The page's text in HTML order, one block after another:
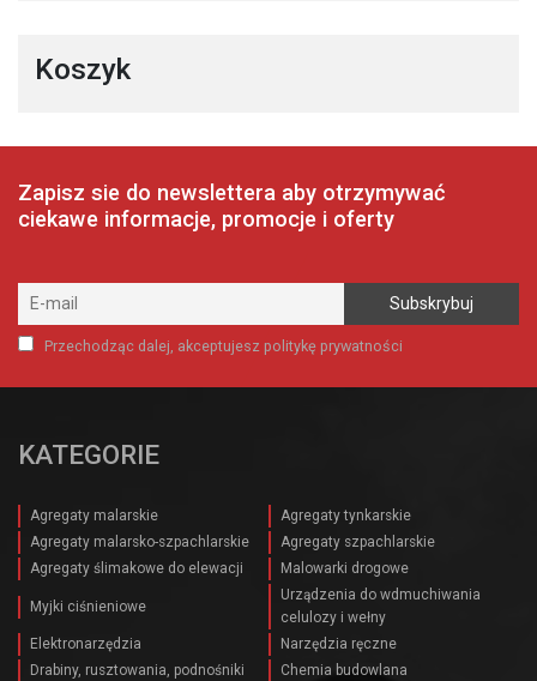
Koszyk
Zapisz sie do newslettera aby otrzymywać
ciekawe informacje, promocje i oferty
Przechodząc dalej, akceptujesz politykę prywatności
KATEGORIE
Agregaty malarskie
Agregaty tynkarskie
Agregaty malarsko-szpachlarskie
Agregaty szpachlarskie
Agregaty ślimakowe do elewacji
Malowarki drogowe
Myjki ciśnieniowe
Urządzenia do wdmuchiwania
celulozy i wełny
Elektronarzędzia
Narzędzia ręczne
Drabiny, rusztowania, podnośniki
Chemia budowlana